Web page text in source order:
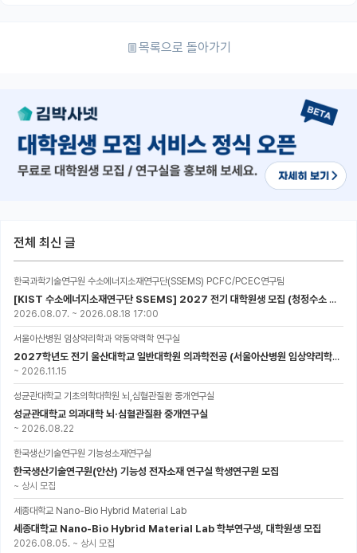
목록으로 돌아가기
전체 최신 글
한국과학기술연구원 수소에너지소재연구단(SSEMS) PCFC/PCEC연구팀
[KIST 수소에너지소재연구단 SSEMS] 2027 전기 대학원생 모집 (청정수소 생산/활용을 위한 프로톤 세라믹 전지)
2026.08.07. ~ 2026.08.18 17:00
서울아산병원 임상약리학과 약동약력학 연구실
2027학년도 전기 울산대학교 일반대학원 의과학전공 (서울아산병원 임상약리학과 약동약력학 연구실) 대학원생 모집공고
~ 2026.11.15
성균관대학교 기초의학대학원 뇌,심혈관질환 중개연구실
성균관대학교 의과대학 뇌·심혈관질환 중개연구실
~ 2026.08.22
한국생산기술연구원 기능성소재연구실
한국생산기술연구원(안산) 기능성 전자소재 연구실 학생연구원 모집
~ 상시 모집
세종대학교 Nano-Bio Hybrid Material Lab
세종대학교 Nano-Bio Hybrid Material Lab 학부연구생, 대학원생 모집
2026.08.05. ~ 상시 모집